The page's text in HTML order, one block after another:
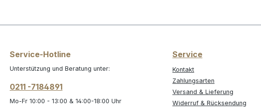
Service-Hotline
Unterstützung und Beratung unter:
0211 -7184891
Mo-Fr 10:00 - 13:00 & 14:00-18:00 Uhr
Service
Kontakt
Zahlungsarten
Versand & Lieferung
Widerruf & Rücksendung